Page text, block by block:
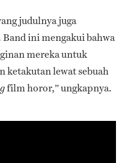
judulnya juga
Band ini mengakui bahwa
mereka untuk
ketakutan lewat sebuah
film horor,” ungkapnya.